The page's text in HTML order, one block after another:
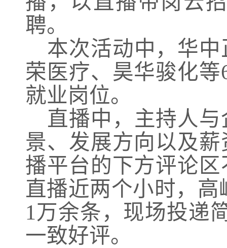
聘。
本次活动中，华
荣医疗、昊华骏化等
就业岗位。
直播中，主持人
景、发展方向以及
播平台的下方评论
直播近两个小时，高
1万余条，现场投递
一致好评。